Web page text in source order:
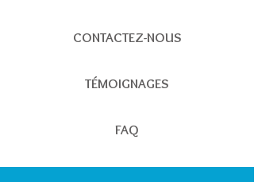
CONTACTEZ-NOUS
TÉMOIGNAGES
FAQ